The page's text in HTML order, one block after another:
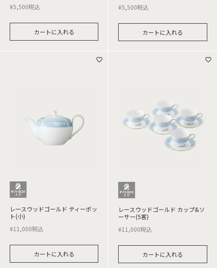
¥5,500税込
カートに入れる
¥5,500税込
カートに入れる
レースウッドゴールド ティーポッ
ト(小)
¥11,000税込
カートに入れる
レースウッドゴールド カップ&ソ
ーサー(5客)
¥11,000税込
カートに入れる